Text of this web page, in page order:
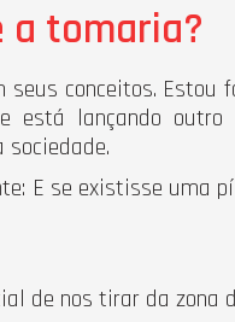
a tomaria?
conceitos. Estou
lançando outro
E se existisse uma
de nos tirar da zona